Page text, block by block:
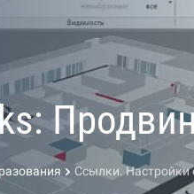
Ссылки. Настройки